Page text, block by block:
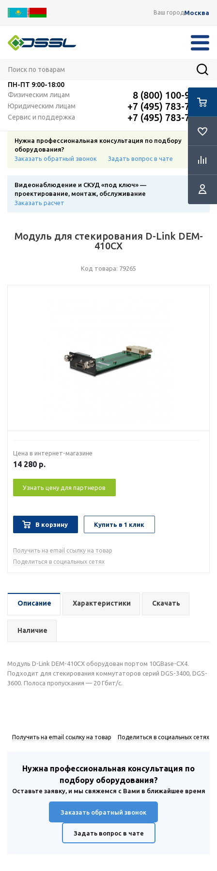
Ваш городМосква
ПН-ПТ 9:00-18:00
Физическим лицам
8 (800) 100-91-12
Юридическим лицам +7 (495) 783-72-87
Сервис и поддержка +7 (495) 783-72-87
Нужна профессиональная консультация по подбору
оборудования?
Заказать обратный звонок
Задать вопрос в чате
Видеонаблюдение и СКУД «под ключ» —
проектирование, монтаж, обслуживание
Заказать расчет
Модуль для стекирования D-Link DEM-
410CX
Код товара: 79265
Цена в интернет-магазине
14 280 р.
Узнать цену для партнеров
В корзину Купить в 1 клик
Получить на email ссылку на товар
Поделиться в социальных сетях
Описание Характеристики Скачать
Наличие
Модуль D-Link DEM-410CX оборудован портом 10GBase-CX4.
Подходит для стекирования коммутаторов серий DGS-3400, DGS-
3600. Полоса пропускания — 20 Гбит/с.
Получить на email ссылку на товар Поделиться в социальных сетях
Нужна профессиональная консультация по
подбору оборудования?
Оставьте заявку, и мы свяжемся с Вами в ближайшее время
Заказать обратный звонок
Задать вопрос в чате